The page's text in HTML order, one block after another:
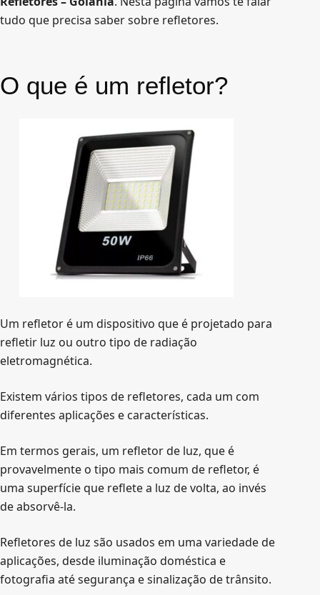
o
tudo que precisa saber sobre refletores.
O que é um refletor?
Um refletor é um dispositivo que é projetado para
refletir luz ou outro tipo de radiação
eletromagnética.
Existem vários tipos de refletores, cada um com
diferentes aplicações e características.
Em termos gerais, um refletor de luz, que é
provavelmente o tipo mais comum de refletor, é
uma superfície que reflete a luz de volta, ao invés
de absorvê-la.
Refletores de luz são usados em uma variedade de
aplicações, desde iluminação doméstica e
fotografia até segurança e sinalização de trânsito.